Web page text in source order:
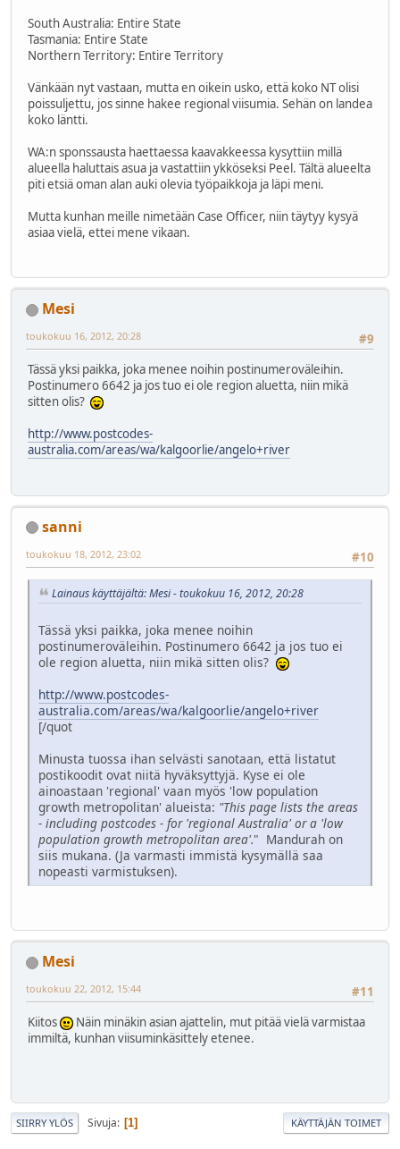
South Australia: Entire State
Tasmania: Entire State
Northern Territory: Entire Territory
Vänkään nyt vastaan, mutta en oikein usko, että koko NT olisi
poissuljettu, jos sinne hakee regional viisumia. Sehän on landea
koko läntti.
WA:n sponssausta haettaessa kaavakkeessa kysyttiin millä
alueella haluttais asua ja vastattiin ykköseksi Peel. Tältä alueelta
piti etsiä oman alan auki olevia työpaikkoja ja läpi meni.
Mutta kunhan meille nimetään Case Officer, niin täytyy kysyä
asiaa vielä, ettei mene vikaan.
Mesi
#9
toukokuu 16, 2012, 20:28
Tässä yksi paikka, joka menee noihin postinumeroväleihin.
Postinumero 6642 ja jos tuo ei ole region aluetta, niin mikä
sitten olis?
http://www.postcodes-
australia.com/areas/wa/kalgoorlie/angelo+river
sanni
#10
toukokuu 18, 2012, 23:02
Lainaus käyttäjältä: Mesi - toukokuu 16, 2012, 20:28
Tässä yksi paikka, joka menee noihin
postinumeroväleihin. Postinumero 6642 ja jos tuo ei
ole region aluetta, niin mikä sitten olis?
http://www.postcodes-
australia.com/areas/wa/kalgoorlie/angelo+river
[/quot
Minusta tuossa ihan selvästi sanotaan, että listatut
postikoodit ovat niitä hyväksyttyjä. Kyse ei ole
ainoastaan 'regional' vaan myös 'low population
growth metropolitan' alueista: "This page lists the areas
- including postcodes - for 'regional Australia' or a 'low
population growth metropolitan area'." Mandurah on
siis mukana. (Ja varmasti immistä kysymällä saa
nopeasti varmistuksen).
Mesi
#11
toukokuu 22, 2012, 15:44
Kiitos
Näin minäkin asian ajattelin, mut pitää vielä varmistaa
immiltä, kunhan viisuminkäsittely etenee.
SIIRRY YLÖS Sivuja 1 KÄYTTÄJÄN TOIMET